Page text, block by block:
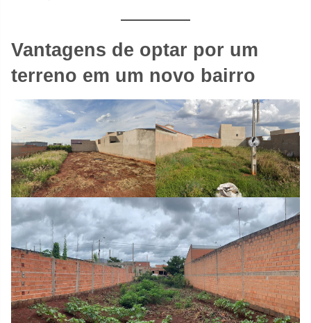
Vantagens de optar por um
terreno em um novo bairro